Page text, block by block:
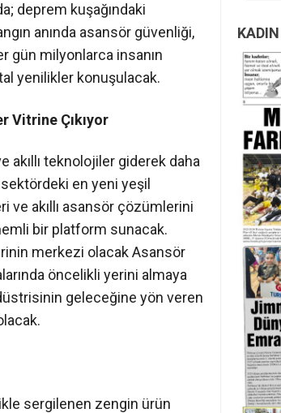
deprem kuşağındaki
anında asansör güvenliği,
gün milyonlarca insanın
yenilikler konuşulacak.
Vitrine Çıkıyor
teknolojiler giderek daha
en yeni yeşil
ve akıllı asansör çözümlerini
bir platform sunacak.
merkezi olacak Asansör
öncelikli yerini almaya
geleceğine yön veren
sergilenen zengin ürün